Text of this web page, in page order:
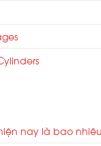
nay là bao